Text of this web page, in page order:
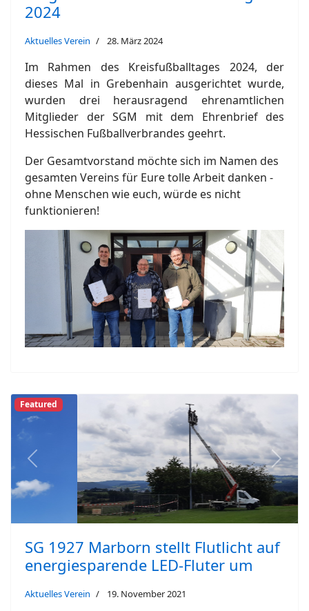
2024
Aktuelles Verein 28. März 2024
Im Rahmen des Kreisfußballtages 2024, der
dieses Mal in Grebenhain ausgerichtet wurde,
wurden drei herausragend ehrenamtlichen
Mitglieder der SGM mit dem Ehrenbrief des
Hessischen Fußballverbrandes geehrt.
Der Gesamtvorstand möchte sich im Namen des
gesamten Vereins für Eure tolle Arbeit danken -
ohne Menschen wie euch, würde es nicht
funktionieren!
Previous Next
Featured
SG 1927 Marborn stellt Flutlicht auf
energiesparende LED-Fluter um
Aktuelles Verein 19. November 2021